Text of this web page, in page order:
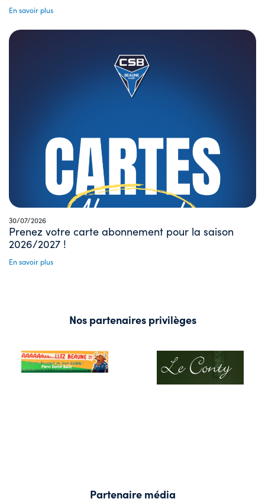
En savoir plus
30/07/2026
Prenez votre carte abonnement pour la saison
2026/2027 !
En savoir plus
Nos partenaires privilèges
Partenaire média